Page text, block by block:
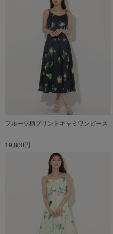
フルーツ柄プリントキャミワンピース
19,800円